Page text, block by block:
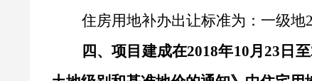
住房用地补办出让标准为：一级地
四、项目建成在2018年10月23日